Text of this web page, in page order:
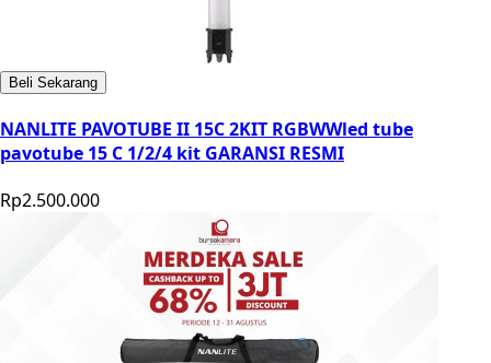
Beli Sekarang
NANLITE PAVOTUBE II 15C 2KIT RGBWWled tube
pavotube 15 C 1/2/4 kit GARANSI RESMI
Rp2.500.000